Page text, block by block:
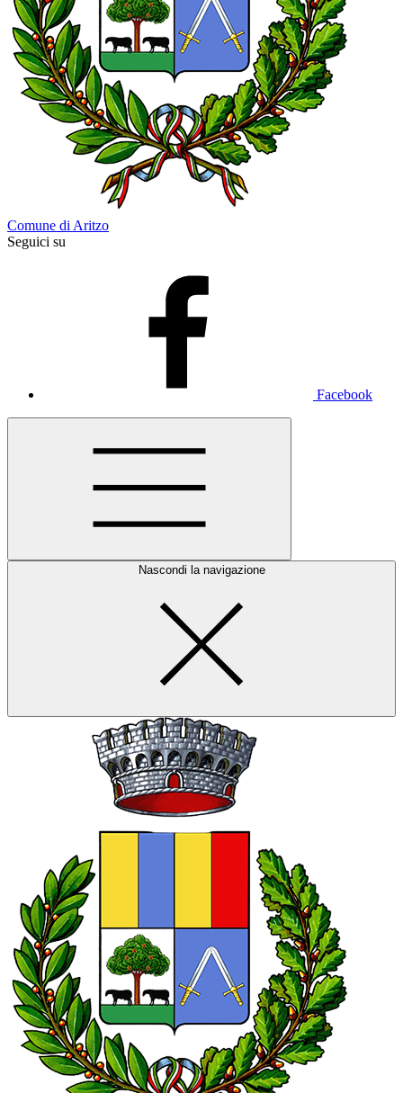
Comune di Aritzo
Seguici su
Facebook
Nascondi la navigazione